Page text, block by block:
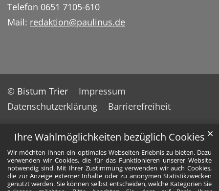
Ihre Wahlmöglichkeiten bezüglich Cookies
Wir möchten Ihnen ein optimales Webseiten-Erlebnis zu bieten. Dazu
verwenden wir Cookies, die für das Funktionieren unserer Website
notwendig sind. Mit Ihrer Zustimmung verwenden wir auch Cookies,
die zur Anzeige externer Inhalte oder zu anonymen Statistikzwecken
genutzt werden. Sie können selbst entscheiden, welche Kategorien Sie
✕
Telefon 0651 7105-610
Mail: redaktion@paulinus.de
© Bistum Trier
Impressum
Datenschutzerklärung
Barrierefreiheit